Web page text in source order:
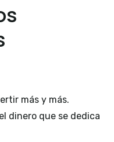
más y más.
dinero que se dedica